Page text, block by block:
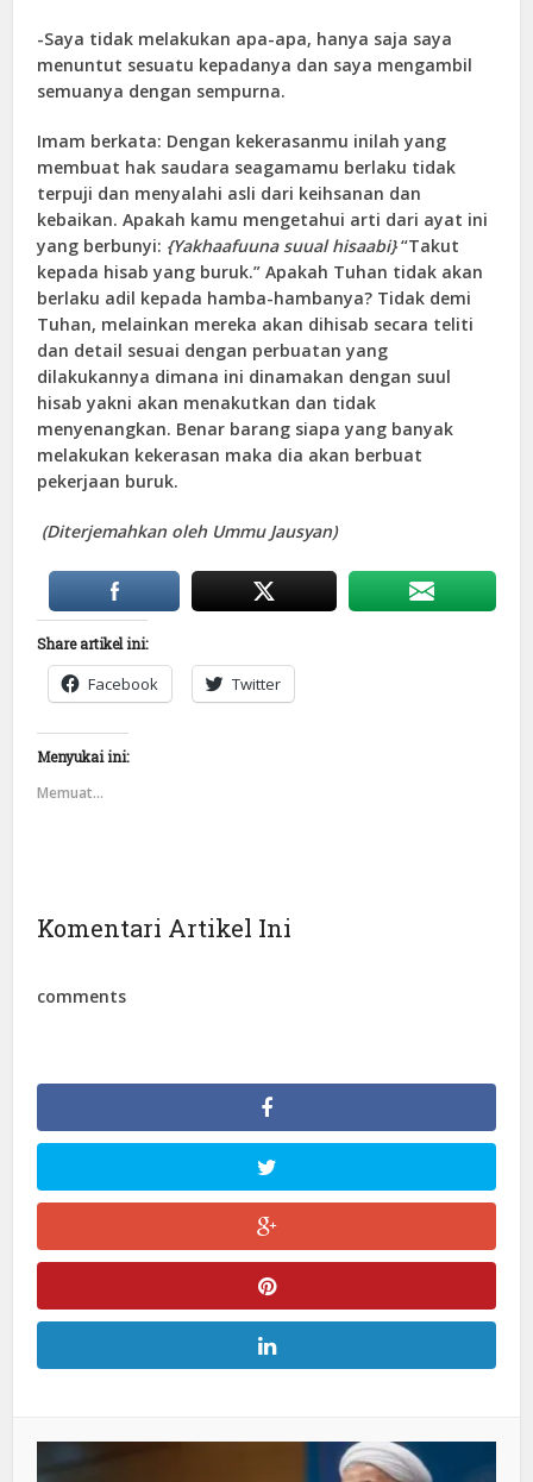
-Saya tidak melakukan apa-apa, hanya saja saya
menuntut sesuatu kepadanya dan saya mengambil
semuanya dengan sempurna.
Imam berkata: Dengan kekerasanmu inilah yang
membuat hak saudara seagamamu berlaku tidak
terpuji dan menyalahi asli dari keihsanan dan
kebaikan. Apakah kamu mengetahui arti dari ayat ini
yang berbunyi: {Yakhaafuuna suual hisaabi}“Takut
kepada hisab yang buruk.” Apakah Tuhan tidak akan
berlaku adil kepada hamba-hambanya? Tidak demi
Tuhan, melainkan mereka akan dihisab secara teliti
dan detail sesuai dengan perbuatan yang
dilakukannya dimana ini dinamakan dengan suul
hisab yakni akan menakutkan dan tidak
menyenangkan. Benar barang siapa yang banyak
melakukan kekerasan maka dia akan berbuat
pekerjaan buruk.
(Diterjemahkan oleh Ummu Jausyan)
Share artikel ini:
Facebook Twitter
Menyukai ini:
Memuat...
Komentari Artikel Ini
comments